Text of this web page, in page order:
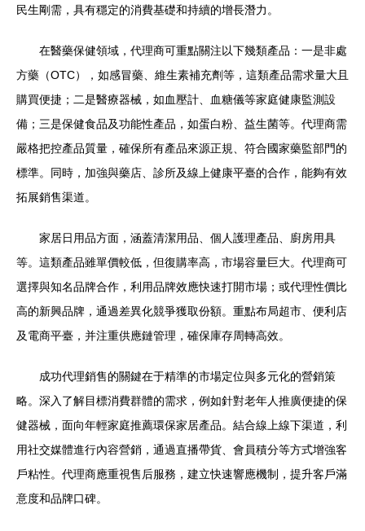
民生剛需，具有穩定的消費基礎和持續的增長潛力。
在醫藥保健領域，代理商可重點關注以下幾類產品：一是非處
方藥（OTC），如感冒藥、維生素補充劑等，這類產品需求量大且
購買便捷；二是醫療器械，如血壓計、血糖儀等家庭健康監測設
備；三是保健食品及功能性產品，如蛋白粉、益生菌等。代理商需
嚴格把控產品質量，確保所有產品來源正規、符合國家藥監部門的
標準。同時，加強與藥店、診所及線上健康平臺的合作，能夠有效
拓展銷售渠道。
家居日用品方面，涵蓋清潔用品、個人護理產品、廚房用具
等。這類產品雖單價較低，但復購率高，市場容量巨大。代理商可
選擇與知名品牌合作，利用品牌效應快速打開市場；或代理性價比
高的新興品牌，通過差異化競爭獲取份額。重點布局超市、便利店
及電商平臺，并注重供應鏈管理，確保庫存周轉高效。
成功代理銷售的關鍵在于精準的市場定位與多元化的營銷策
略。深入了解目標消費群體的需求，例如針對老年人推廣便捷的保
健器械，面向年輕家庭推薦環保家居產品。結合線上線下渠道，利
用社交媒體進行內容營銷，通過直播帶貨、會員積分等方式增強客
戶粘性。代理商應重視售后服務，建立快速響應機制，提升客戶滿
意度和品牌口碑。